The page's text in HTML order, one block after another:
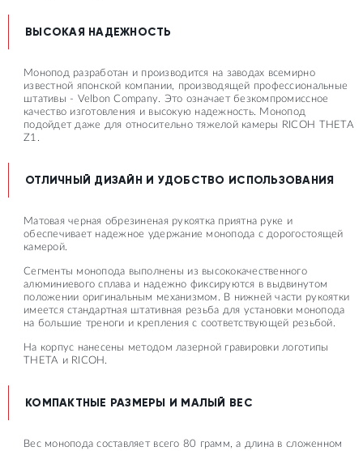
ВЫСОКАЯ НАДЕЖНОСТЬ
Монопод разработан и производится на заводах всемирно
известной японской компании, производящей профессиональные
штативы - Velbon Company. Это означает безкомпромиссное
качество изготовления и высокую надежность. Монопод
подойдет даже для относительно тяжелой камеры RICOH THETA
Z1.
ОТЛИЧНЫЙ ДИЗАЙН И УДОБСТВО ИСПОЛЬЗОВАНИЯ
Матовая черная обрезиненая рукоятка приятна руке и
обеспечивает надежное удержание монопода с дорогостоящей
камерой.
Cегменты монопода выполнены из высококачественного
алюминиевого сплава и надежно фиксируются в выдвинутом
положении оригинальным механизмом. В нижней части рукоятки
имеется стандартная штативная резьба для установки монопода
на большие треноги и крепления с соответствующей резьбой.
На корпус нанесены методом лазерной гравировки логотипы
THETA и RICOH.
КОМПАКТНЫЕ РАЗМЕРЫ И МАЛЫЙ ВЕС
Вес монопода составляет всего 80 грамм, а длина в сложенном